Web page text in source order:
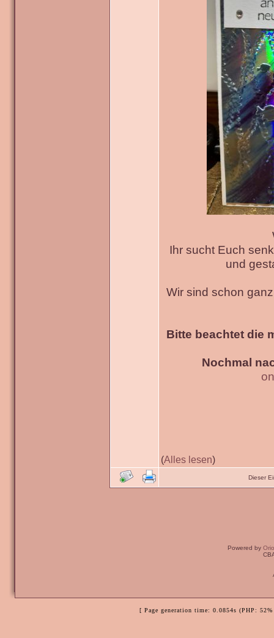
Ihr sucht Euch
und
Wir sind schon
Bitte beachtet die
Nochmal
(Alles lesen)
Dieser
Powered by
[ Page generation time: 0.0854s (PHP: